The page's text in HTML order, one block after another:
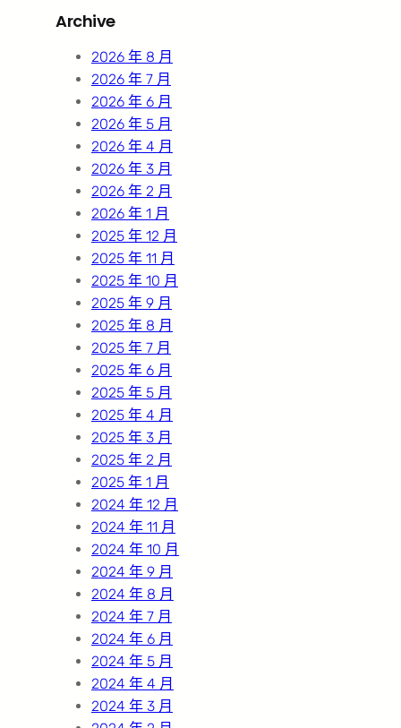
c
Archive
2026 年 8 月
2026 年 7 月
2026 年 6 月
2026 年 5 月
2026 年 4 月
2026 年 3 月
2026 年 2 月
2026 年 1 月
2025 年 12 月
2025 年 11 月
2025 年 10 月
2025 年 9 月
2025 年 8 月
2025 年 7 月
2025 年 6 月
2025 年 5 月
2025 年 4 月
2025 年 3 月
2025 年 2 月
2025 年 1 月
2024 年 12 月
2024 年 11 月
2024 年 10 月
2024 年 9 月
2024 年 8 月
2024 年 7 月
2024 年 6 月
2024 年 5 月
2024 年 4 月
2024 年 3 月